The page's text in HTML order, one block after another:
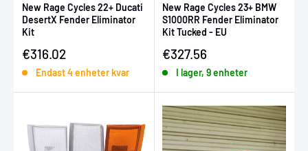
New Rage Cycles 22+ Ducati
DesertX Fender Eliminator
Kit
Försäljningspris
€316.02
Endast 4 enheter kvar
New Rage Cycles 23+ BMW
S1000RR Fender Eliminator
Kit Tucked - EU
Försäljningspris
€327.56
I lager, 9 enheter